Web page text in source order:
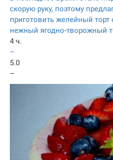
скорую руку, поэтому
приготовить желейный
нежный ягодно-творожный
4 ч.
–
5.0
–